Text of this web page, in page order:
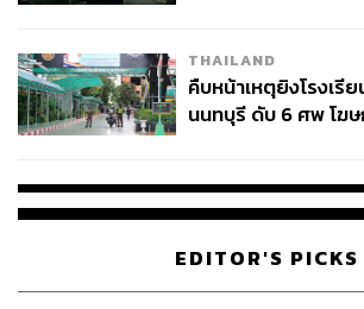
THAILAND
คืบหน้าเหตุยิงโรงเรี
นนทบุรี ดับ 6 ศพ โฆษ
EDITOR'S PICKS